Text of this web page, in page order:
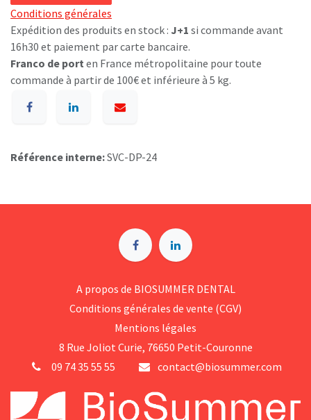
Conditions générales
Expédition des produits en stock : J+1 si commande avant
16h30 et paiement par carte bancaire.
Franco de port en France métropolitaine pour toute
commande à partir de 100€ et inférieure à 5 kg.
Référence interne:SVC-DP-24
A p​ropos de BIOSUMMER DENTAL
Conditions générales d​e vente (CGV)
Mentions légales
8 Rue Jol​iot Curie, 76650 Petit-Couronne
09 74 35 55 55
contact@biosummer.com